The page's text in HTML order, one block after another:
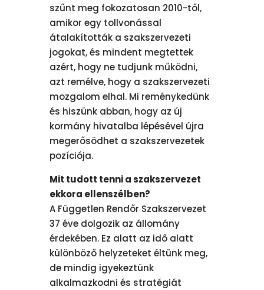
szűnt meg fokozatosan 2010-től,
amikor egy tollvonással
átalakították a szakszervezeti
jogokat, és mindent megtettek
azért, hogy ne tudjunk működni,
azt remélve, hogy a szakszervezeti
mozgalom elhal. Mi reménykedünk
és hiszünk abban, hogy az új
kormány hivatalba lépésével újra
megerősödhet a szakszervezetek
pozíciója.
Mit tudott tenni a szakszervezet
ekkora ellenszélben?
A Független Rendőr Szakszervezet
37 éve dolgozik az állomány
érdekében. Ez alatt az idő alatt
különböző helyzeteket éltünk meg,
de mindig igyekeztünk
alkalmazkodni és stratégiát